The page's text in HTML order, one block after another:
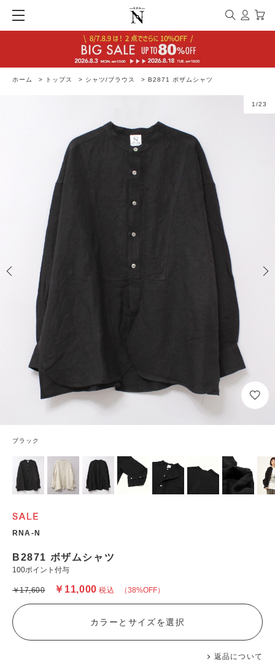
ホーム > トップス > シャツ/ブラウス > B2871 ボザムシャツ
1 /23
ブラック
RNA-N
B2871 ボザムシャツ
100ポイント付与
（38%OFF）
￥11,000 税込
￥17,600
返品について
カラーとサイズを選択